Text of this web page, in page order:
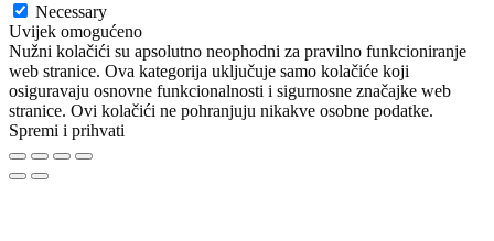
Necessary
Uvijek omogućeno
Nužni kolačići su apsolutno neophodni za pravilno funkcioniranje
web stranice. Ova kategorija uključuje samo kolačiće koji
osiguravaju osnovne funkcionalnosti i sigurnosne značajke web
stranice. Ovi kolačići ne pohranjuju nikakve osobne podatke.
Spremi i prihvati